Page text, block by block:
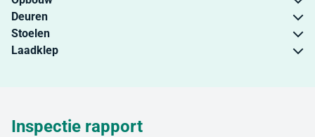
Deuren
Stoelen
Laadklep
Inspectie rapport